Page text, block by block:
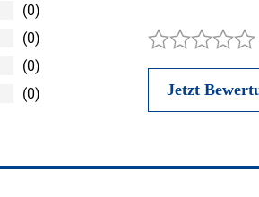
(0)
(0)
(0)
(0)